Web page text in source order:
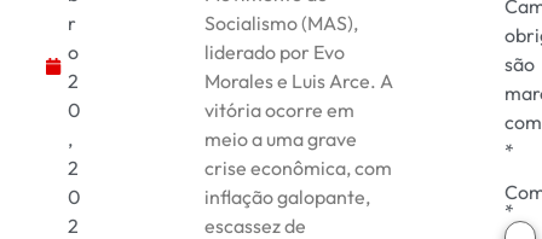
r
o
2
0
,
2
0
2
Socialismo (MAS),
liderado por Evo
Morales e Luis Arce. A
vitória ocorre em
meio a uma grave
crise econômica, com
inflação galopante,
escassez de
são
com
*
*